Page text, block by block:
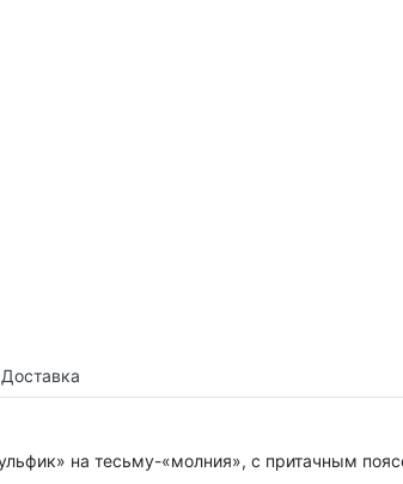
Доставка
на тесьму-«молния», с притачным